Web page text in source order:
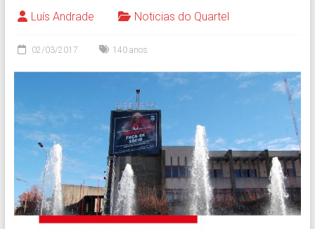
Luís Andrade Noticias do Quartel
02/03/2017 140 anos